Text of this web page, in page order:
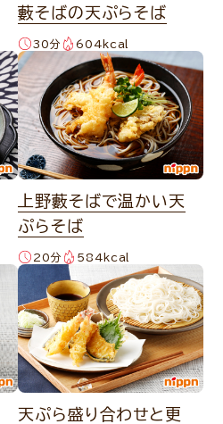
藪そばの天ぷらそば
30分 604kcal
上野藪そばで温かい天
ぷらそば
20分 584kcal
天ぷら盛り合わせと更